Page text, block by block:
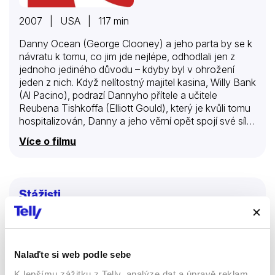
Nalaďte si web podle sebe
2007 | USA | 117 min
Danny Ocean (George Clooney) a jeho parta by se k
návratu k tomu, co jim jde nejlépe, odhodlali jen z
jednoho jediného důvodu – kdyby byl v ohrožení
jeden z nich. Když nelítostný majitel kasina, Willy Bank
(Al Pacino), podrazí Dannyho přítele a učitele
Reubena Tishkoffa (Elliott Gould), který je kvůli tomu
hospitalizován, Danny a jeho věrní opět spojí své síly
Více o filmu
Stážisti